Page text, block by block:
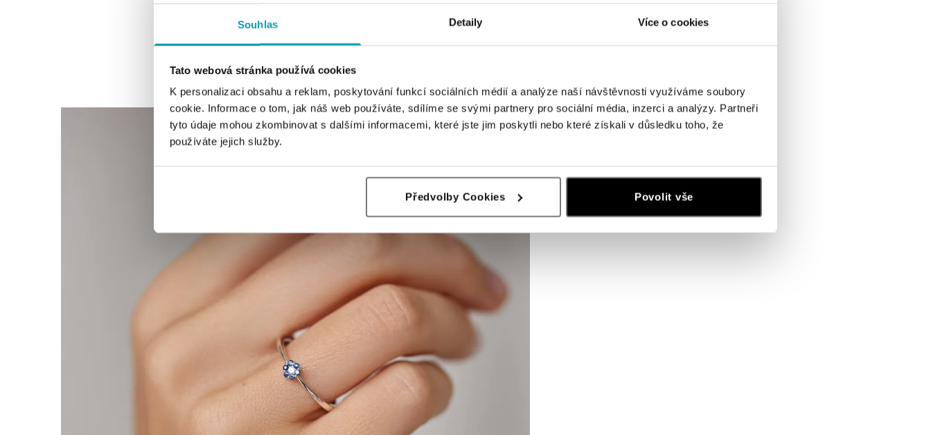
Souhlas Detaily Více o cookies
Tato webová stránka používá cookies
K personalizaci obsahu a reklam, poskytování funkcí sociálních médií a analýze naší návštěvnosti využíváme soubory
cookie. Informace o tom, jak náš web používáte, sdílíme se svými partnery pro sociální média, inzerci a analýzy. Partneři
tyto údaje mohou zkombinovat s dalšími informacemi, které jste jim poskytli nebo které získali v důsledku toho, že
používáte jejich služby.
Předvolby Cookies Povolit vše